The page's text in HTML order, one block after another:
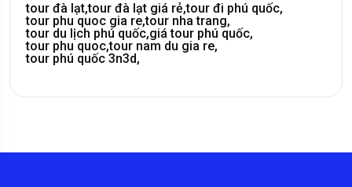
tour đà lạt,tour đà lạt giá rẻ,tour đi phú quốc,
tour phu quoc gia re,tour nha trang,
tour du lịch phú quốc,giá tour phú quốc,
tour phu quoc,tour nam du gia re,
tour phú quốc 3n3d,